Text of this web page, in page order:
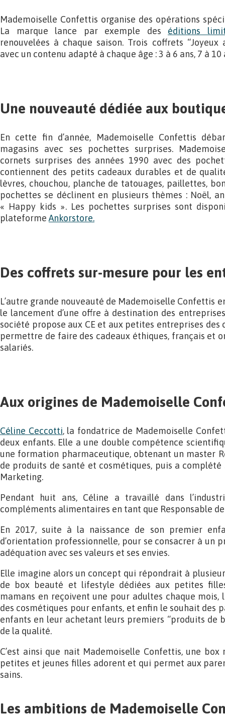
Mademoiselle Confettis organise des opérations
La marque lance par exemple des éditions
renouvelées à chaque saison. Trois coffrets “Joyeux
avec un contenu adapté à chaque âge : 3 à 6 ans, 7 à 10
Une nouveauté dédiée aux
En cette fin d’année, Mademoiselle Confettis
magasins avec ses pochettes surprises.
cornets surprises des années 1990 avec des
contiennent des petits cadeaux durables et de
lèvres, chouchou, planche de tatouages, paillettes,
pochettes se déclinent en plusieurs thèmes : Noël,
« Happy kids ». Les pochettes surprises sont
plateforme Ankorstore.
Des coffrets sur-mesure pour les
L’autre grande nouveauté de Mademoiselle Confettis
le lancement d’une offre à destination des
société propose aux CE et aux petites entreprises
permettre de faire des cadeaux éthiques, français et
salariés.
Aux origines de Mademoiselle
Céline Ceccotti, la fondatrice de Mademoiselle
deux enfants. Elle a une double compétence
une formation pharmaceutique, obtenant un master
de produits de santé et cosmétiques, puis a
Marketing.
Pendant huit ans, Céline a travaillé dans
compléments alimentaires en tant que Responsable
En 2017, suite à la naissance de son premier
d’orientation professionnelle, pour se consacrer à un
adéquation avec ses valeurs et ses envies.
Elle imagine alors un concept qui répondrait à
de box beauté et lifestyle dédiées aux petites
mamans en reçoivent une pour adultes chaque
des cosmétiques pour enfants, et enfin le souhait des
enfants en leur achetant leurs premiers “produits de
de la qualité.
C’est ainsi que nait Mademoiselle Confettis, une
petites et jeunes filles adorent et qui permet aux
sains.
Les ambitions de Mademoiselle